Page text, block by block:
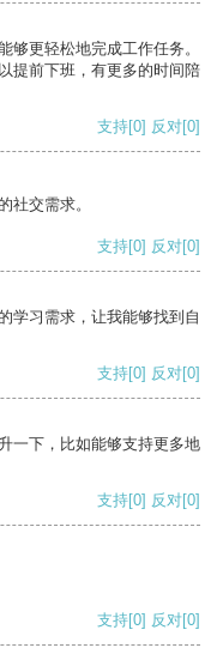
够更轻松地完成工作任务。
提前下班，有更多的时间陪
支持[0] 反对[0]
社交需求。
支持[0] 反对[0]
学习需求，让我能够找到自
支持[0] 反对[0]
一下，比如能够支持更多地
支持[0] 反对[0]
支持[0] 反对[0]